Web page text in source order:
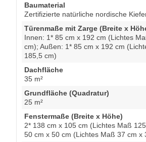
Baumaterial
Zertifizierte natürliche nordische
Türenmaße mit Zarge (Breite x
Innen: 1* 85 cm x 192 cm (Lichtes
cm); Außen: 1* 85 cm x 192 cm
185,5 cm)
Dachfläche
35 m²
Grundfläche (Quadratur)
25 m²
Fenstermaße (Breite x Höhe)
2* 138 cm x 105 cm (Lichtes Maß
50 cm x 50 cm (Lichtes Maß 37 cm x